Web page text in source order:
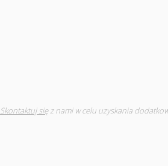
Skontaktuj sięz nami w celu uzyskania